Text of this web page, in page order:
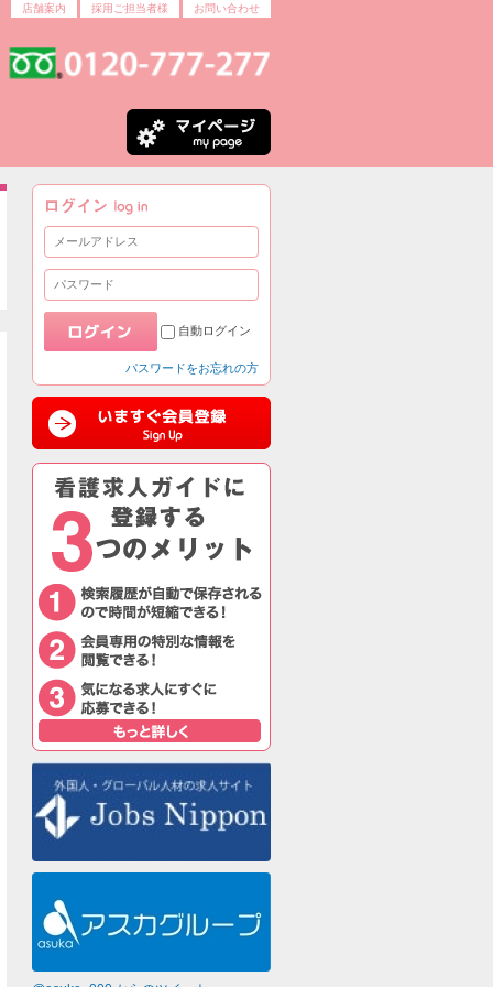
店舗案内 採用ご担当者様 お問い合わせ
自動ログイン
パスワードをお忘れの方